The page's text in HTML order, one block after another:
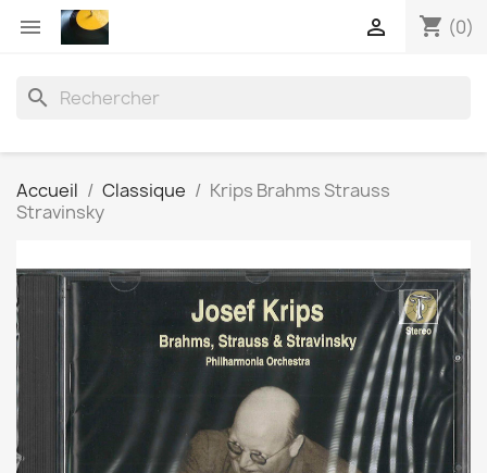
 shopping_cart (0)

search
Accueil Classique
Krips Brahms Strauss
Stravinsky